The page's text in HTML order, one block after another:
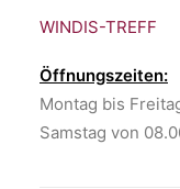
WINDIS-TREFF
Öffnungszeiten:
Montag bis
Samstag von